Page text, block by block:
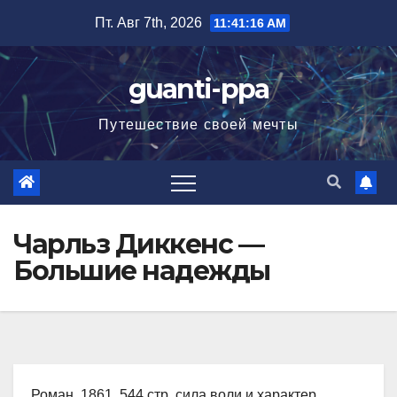
содержимому
Пт. Авг 7th, 2026 11:41:17 AM
guanti-ppa
Путешествие своей мечты
Чарльз Диккенс —
Большие надежды